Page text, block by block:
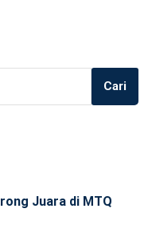
Cari
Juara di MTQ